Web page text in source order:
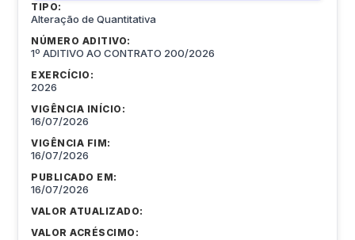
TIPO:
Alteração de Quantitativa
NÚMERO ADITIVO:
1º ADITIVO AO CONTRATO 200/2026
EXERCÍCIO:
2026
VIGÊNCIA INÍCIO:
16/07/2026
VIGÊNCIA FIM:
16/07/2026
PUBLICADO EM:
16/07/2026
VALOR ATUALIZADO:
VALOR ACRÉSCIMO: